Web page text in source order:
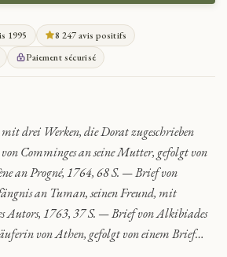
1995
8 247 avis positifs
Paiement sécurisé
drei Werken, die Dorat zugeschrieben
Comminges an seine Mutter, gefolgt von
an Progné, 1764, 68 S. — Brief von
an Tuman, seinen Freund, mit
Autors, 1763, 37 S. — Brief von Alkibiades
von Athen, gefolgt von einem Brief…